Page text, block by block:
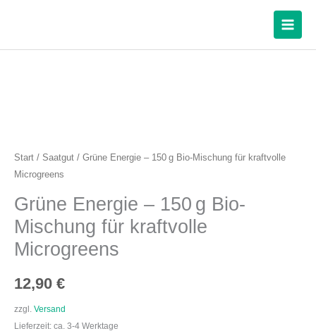
Start / Saatgut / Grüne Energie – 150 g Bio-Mischung für kraftvolle
Microgreens
Grüne Energie – 150 g Bio-
Mischung für kraftvolle
Microgreens
12,90 €
zzgl. Versand
Lieferzeit: ca. 3-4 Werktage
150 g
Bio-
Mischung
für
kraftvolle
Microgreens